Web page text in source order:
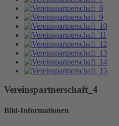
Vereinspartnerschaft_4
Bild-Informationen